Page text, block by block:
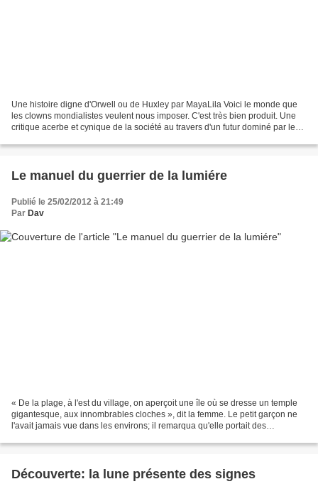
Une histoire digne d'Orwell ou de Huxley par MayaLila Voici le monde que
les clowns mondialistes veulent nous imposer. C'est très bien produit. Une
critique acerbe et cynique de la société au travers d'un futur dominé par le
Le manuel du guerrier de la lumiére
Publié le 25/02/2012 à 21:49
Par Dav
« De la plage, à l'est du village, on aperçoit une île où se dresse un temple
gigantesque, aux innombrables cloches », dit la femme. Le petit garçon ne
l'avait jamais vue dans les environs; il remarqua qu'elle portait des
Découverte: la lune présente des signes